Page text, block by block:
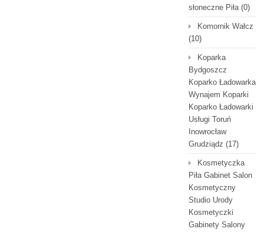
słoneczne Piła(0)
Komornik Wałcz
(10)
Koparka
Bydgoszcz
Koparko Ładowarka
Wynajem Koparki
Koparko Ładowarki
Usługi Toruń
Inowrocław
Grudziądz (17)
Kosmetyczka
Piła Gabinet Salon
Kosmetyczny
Studio Urody
Kosmetyczki
Gabinety Salony